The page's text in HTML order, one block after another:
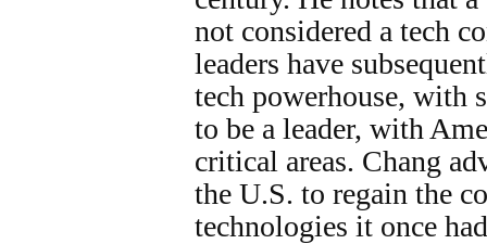
not considered a tech
leaders have
tech powerhouse, with
to be a leader, with
critical areas. Chang
the U.S. to regain the
technologies it once